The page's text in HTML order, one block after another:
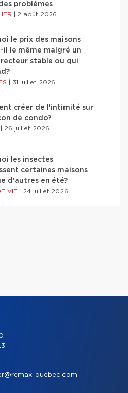
problèmes
2 août 2026
le prix des maisons
il le même malgré un
stable ou qui
31 juillet 2026
créer de l'intimité sur
de condo?
26 juillet 2026
les insectes
certaines maisons
d'autres en été?
VIE 24 juillet 2026
quebec.com